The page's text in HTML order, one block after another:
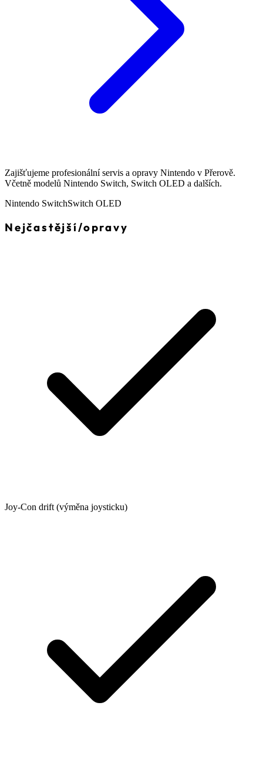
Zajišťujeme profesionální servis a opravy Nintendo v Přerově.
Včetně modelů Nintendo Switch, Switch OLED a dalších.
Nintendo SwitchSwitch OLED
Nejčastější/opravy
Joy-Con drift (výměna joysticku)